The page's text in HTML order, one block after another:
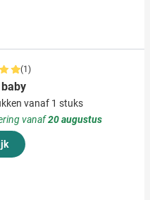
(1)
vanaf 1 stuks
vanaf20 augustus